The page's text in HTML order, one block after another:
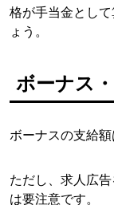
格が手当金とし
ょう。
ボーナス
ボーナスの支給額
ただし、求人広
は要注意です。